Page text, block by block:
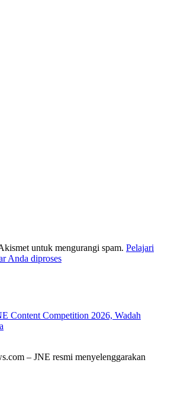
untuk mengurangi spam. Pelajari
Anda diproses
Content Competition 2026, Wadah
– JNE resmi menyelenggarakan